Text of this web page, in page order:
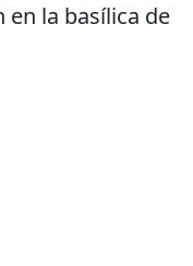
en la basílica de